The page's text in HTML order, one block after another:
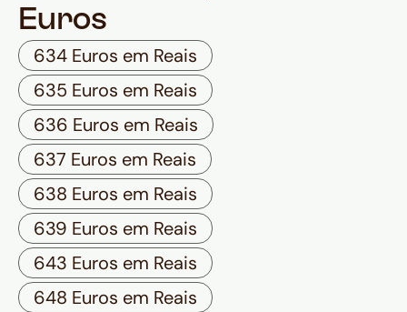
Euros
634 Euros em Reais
635 Euros em Reais
636 Euros em Reais
637 Euros em Reais
638 Euros em Reais
639 Euros em Reais
643 Euros em Reais
648 Euros em Reais